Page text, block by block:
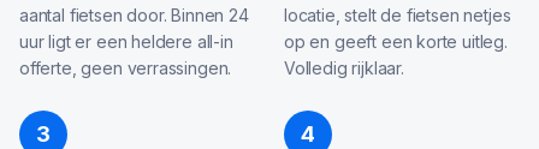
aantal fietsen door. Binnen 24
uur ligt er een heldere all-in
offerte, geen verrassingen.
locatie, stelt de fietsen netjes
op en geeft een korte uitleg.
Volledig rijklaar.
3 4